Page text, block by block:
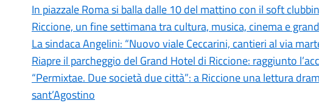
In piazzale Roma si balla dalle 10 del mattino con il soft
Riccione, un fine settimana tra cultura, musica, cinema e
La sindaca Angelini: “Nuovo viale Ceccarini, cantieri al via
Riapre il parcheggio del Grand Hotel di Riccione: raggiunto
“Permixtae. Due società due città”: a Riccione una lettura
sant’Agostino